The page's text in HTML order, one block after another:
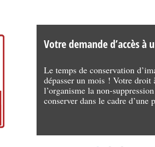
Votre demande d’accès à
Le temps de conservation
dépasser un mois ! Votre
l’organisme la non-
conserver dans le cadre d’une